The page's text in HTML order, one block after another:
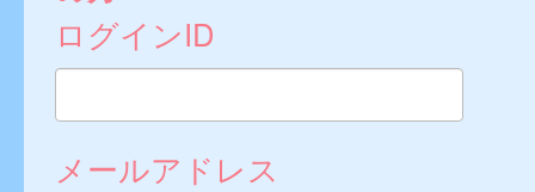
ログインID
メールアドレス